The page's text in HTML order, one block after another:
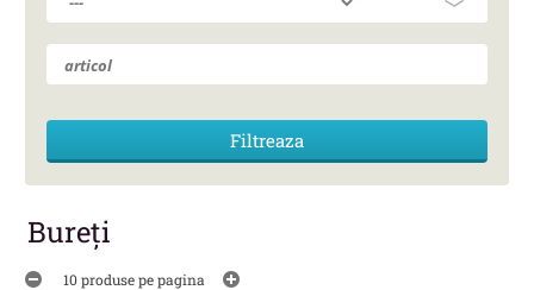
Bureţi
10 produse pe pagina